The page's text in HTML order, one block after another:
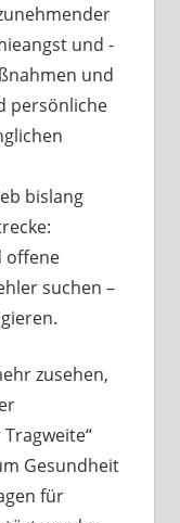
und -
und
persönliche
bislang
offene
suchen –
zusehen,
Gesundheit
für